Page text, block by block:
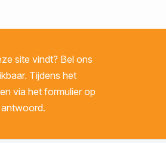
site vindt? Bel ons
Tijdens het
via het formulier op